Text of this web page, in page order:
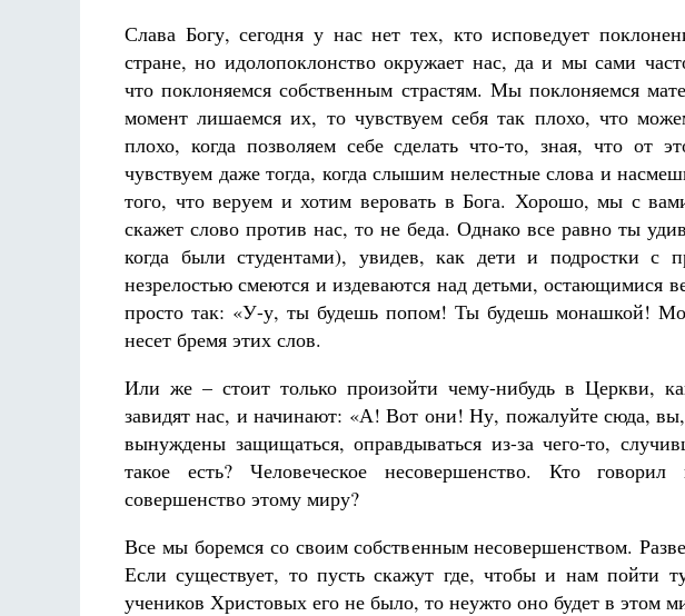
Слава Богу, сегодня у нас нет тех, кто исповедует
стране, но идолопоклонство окружает нас, да и мы сами
что поклоняемся собственным страстям. Мы поклоняемся
момент лишаемся их, то чувствуем себя так плохо, что
плохо, когда позволяем себе сделать что-то, зная, что от
чувствуем даже тогда, когда слышим нелестные слова и
того, что веруем и хотим веровать в Бога. Хорошо, мы с
скажет слово против нас, то не беда. Однако все равно ты
когда были студентами), увидев, как дети и подростки
незрелостью смеются и издеваются над детьми, остающимися
просто так: «У-у, ты будешь попом! Ты будешь монашкой!
несет бремя этих слов.
Или же – стоит только произойти чему-нибудь в Церкви,
завидят нас, и начинают: «А! Вот они! Ну, пожалуйте сюда,
вынуждены защищаться, оправдываться из-за чего-то,
такое есть? Человеческое несовершенство. Кто
совершенство этому миру?
Все мы боремся со своим собственным несовершенством.
Если существует, то пусть скажут где, чтобы и нам пойти
учеников Христовых его не было, то неужто оно будет в этом